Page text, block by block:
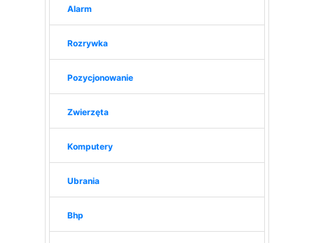
Alarm
Rozrywka
Pozycjonowanie
Zwierzęta
Komputery
Ubrania
Bhp